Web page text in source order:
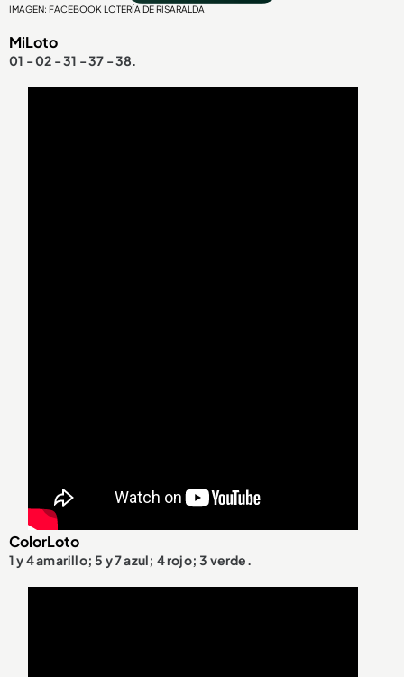
IMAGEN: FACEBOOK LOTERÍA DE RISARALDA
MiLoto
01 - 02 - 31 - 37 - 38.
ColorLoto
1 y 4 amarillo; 5 y 7 azul; 4 rojo; 3 verde.